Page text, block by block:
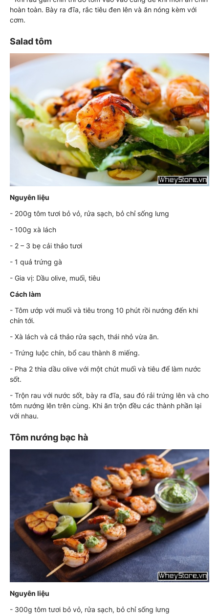
hoàn toàn. Bày ra đĩa, rắc tiêu đen lên và ăn nóng kèm với
cơm.
Salad tôm
Nguyên liệu
- 200g tôm tươi bỏ vỏ, rửa sạch, bỏ chỉ sống lưng
- 100g xà lách
- 2 – 3 bẹ cải thảo tươi
- 1 quả trứng gà
- Gia vị: Dầu olive, muối, tiêu
Cách làm
- Tôm ướp với muối và tiêu trong 10 phút rồi nướng đến khi
chín tới.
- Xà lách và cả thảo rửa sạch, thái nhỏ vừa ăn.
- Trứng luộc chín, bổ cau thành 8 miếng.
- Pha 2 thìa dầu olive với một chút muối và tiêu để làm nước
sốt.
- Trộn rau với nước sốt, bày ra đĩa, sau đó rải trứng lên và cho
tôm nướng lên trên cùng. Khi ăn trộn đều các thành phần lại
với nhau.
Tôm nướng bạc hà
Nguyên liệu
- 300g tôm tươi bỏ vỏ, rửa sạch, bỏ chỉ sống lưng